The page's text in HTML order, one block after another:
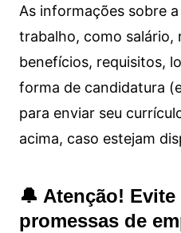
As informações sobre
trabalho, como salário,
benefícios, requisitos,
forma de candidatura
para enviar seu
acima, caso estejam
🔔 Atenção!
promessas de